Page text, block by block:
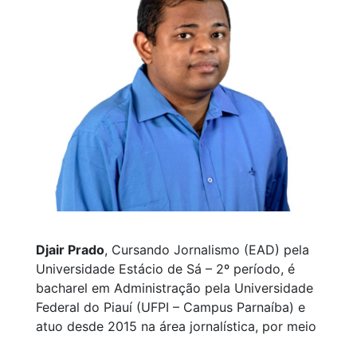
Djair Prado, Cursando Jornalismo (EAD) pela
Universidade Estácio de Sá – 2º período, é
bacharel em Administração pela Universidade
Federal do Piauí (UFPI – Campus Parnaíba) e
atuo desde 2015 na área jornalística, por meio